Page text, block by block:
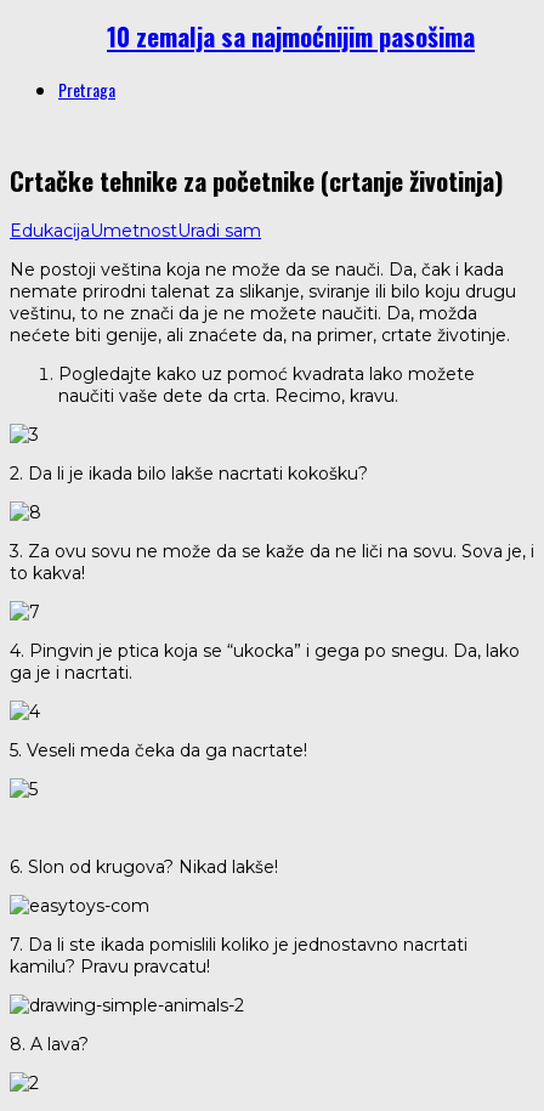
10 zemalja sa najmoćnijim pasošima
Pretraga
Crtačke tehnike za početnike (crtanje životinja)
EdukacijaUmetnostUradi sam
Ne postoji veština koja ne može da se nauči. Da, čak i kada
nemate prirodni talenat za slikanje, sviranje ili bilo koju drugu
veštinu, to ne znači da je ne možete naučiti. Da, možda
nećete biti genije, ali znaćete da, na primer, crtate životinje.
Pogledajte kako uz pomoć kvadrata lako možete
naučiti vaše dete da crta. Recimo, kravu.
2. Da li je ikada bilo lakše nacrtati kokošku?
3. Za ovu sovu ne može da se kaže da ne liči na sovu. Sova je, i
to kakva!
4. Pingvin je ptica koja se “ukocka” i gega po snegu. Da, lako
ga je i nacrtati.
5. Veseli meda čeka da ga nacrtate!
6. Slon od krugova? Nikad lakše!
7. Da li ste ikada pomislili koliko je jednostavno nacrtati
kamilu? Pravu pravcatu!
8. A lava?